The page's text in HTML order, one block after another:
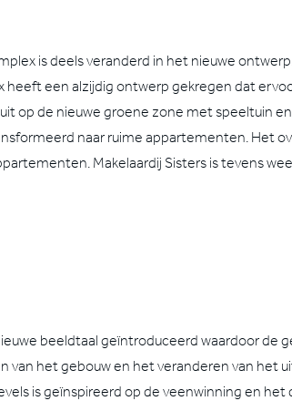
is deels veranderd in het nieuwe
heeft een alzijdig ontwerp gekregen dat
op de nieuwe groene zone met speeltuin
naar ruime appartementen. Het
Makelaardij Sisters is tevens
beeldtaal geïntroduceerd waardoor de
van het gebouw en het veranderen van het
is geïnspireerd op de veenwinning en